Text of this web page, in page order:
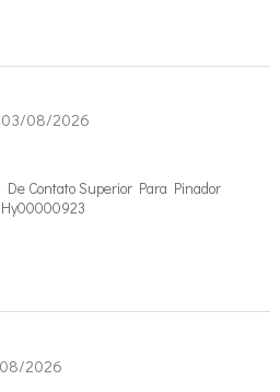
03/08/2026
Contato Superior Para Pinador
2026